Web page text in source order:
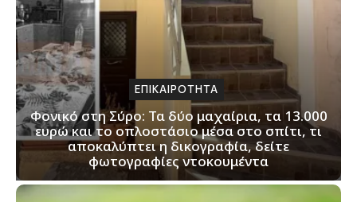
ΕΠΙΚΑΙΡΟΤΗΤΑ
Φονικό στη Σύρο: Τα δύο μαχαίρια, τα 13.000
ευρώ και το οπλοστάσιο μέσα στο σπίτι, τι
αποκαλύπτει η δικογραφία, δείτε
φωτογραφίες ντοκουμέντα